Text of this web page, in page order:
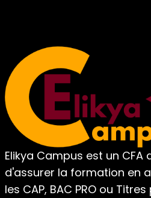
Elikya Campus est un
d'assurer la formation en
les CAP, BAC PRO ou